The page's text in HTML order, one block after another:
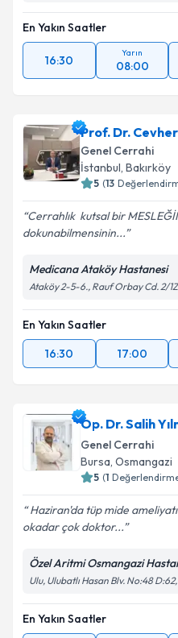
En Yakın Saatler
16:30
Yarın
08:00
Prof. Dr.
Genel Cerrahi
İstanbul, Bakırköy
5 (13
Cerrahlık ️ kutsal bir
dokunabilmensinin...
Medicana Ataköy Hastanesi
Ataköy 2-5-6., Rauf Orbay Cd. 2/1Z
En Yakın Saatler
16:30
17:00
Op. Dr. Salih
Genel Cerrahi
Bursa, Osmangazi
5 (1
Haziran'da tüp mide
okadar çok doktor...
Özel Aritmi Osmangazi
Ulu, Ulubatlı Hasan Blv. No:48
En Yakın Saatler